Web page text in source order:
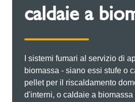
caldaie a
I sistemi fumari al servizio di
biomassa - siano essi stufe o
pellet per il riscaldamento
d'interni, o caldaie a